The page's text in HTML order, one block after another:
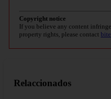
Copyright notice
If you believe any content
property rights, please contact
Relaccionados